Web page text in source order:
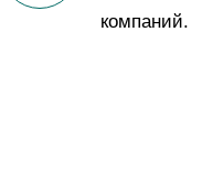
компаний.